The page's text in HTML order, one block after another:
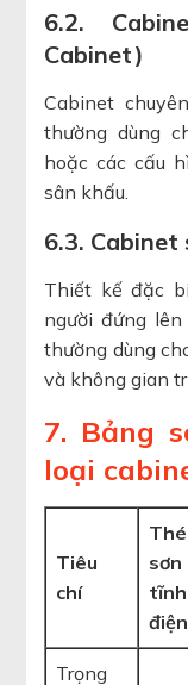
6.2.
Cabinet)
Cabinet
thường dùng
hoặc các cấu
sân khấu.
6.3. Cabinet
Thiết kế đặc
người đứng
thường dùng
và không gian
7. Bảng
loại
Tiêu
chí
sơn
tĩnh
điện
Trọng